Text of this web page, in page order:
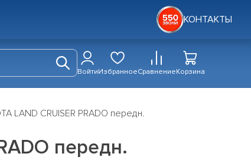
КОНТАКТЫ
ВойтиИзбранноеСравнениеКорзина
LAND CRUISER PRADO передн.
передн.